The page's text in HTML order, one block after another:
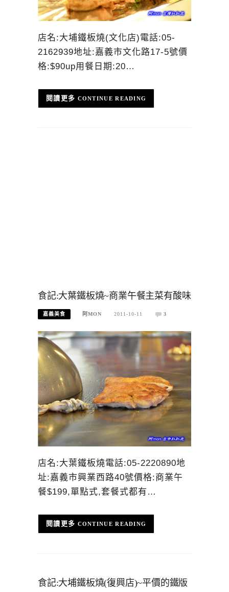
店名:大埔鐵板燒(文化店)電話:05-
2162939地址:嘉義市文化路17-5號價
格:$90up用餐日期:20…
CONTINUE READING
食記:大葉鐵板燒~商業午餐主菜有酸味
嘉義美食 阿MON 2011-10-11 3
店名:大葉鐵板燒電話:05-2220890地
址:嘉義市興業西路40號價格:商業午
餐$199,單點式,套餐式都有…
CONTINUE READING
食記:大埔鐵板燒(復興店)~平價的鐵版